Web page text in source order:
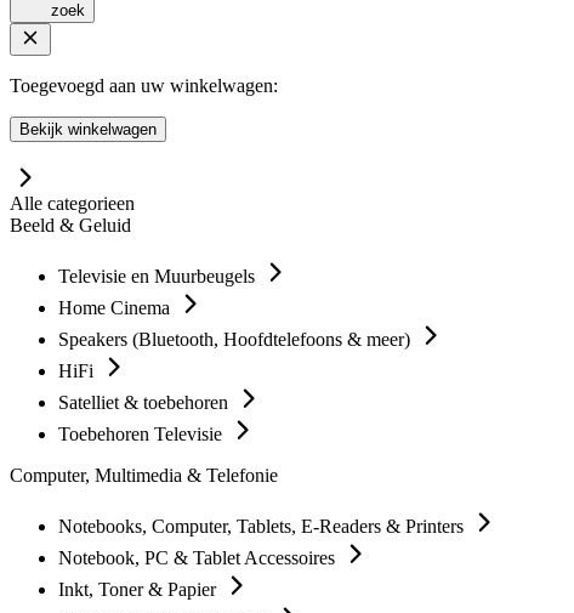
zoek
Toegevoegd aan uw winkelwagen:
Bekijk winkelwagen
Alle categorieen
Beeld & Geluid
Televisie en Muurbeugels
Home Cinema
Speakers (Bluetooth, Hoofdtelefoons & meer)
HiFi
Satelliet & toebehoren
Toebehoren Televisie
Computer, Multimedia & Telefonie
Notebooks, Computer, Tablets, E-Readers & Printers
Notebook, PC & Tablet Accessoires
Inkt, Toner & Papier